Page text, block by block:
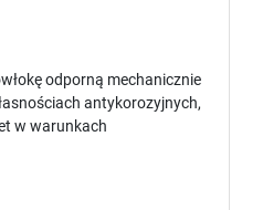
odporną mechanicznie
antykorozyjnych,
w warunkach